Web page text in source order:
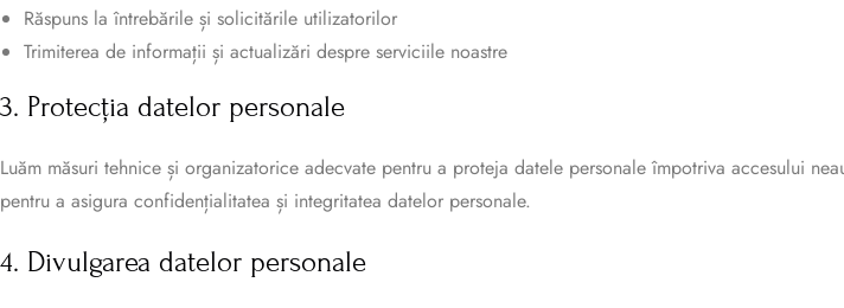
Răspuns la întrebările și solicitările utilizatorilor
Trimiterea de informații și actualizări despre serviciile noastre
3. Protecția datelor personale
Luăm măsuri tehnice și organizatorice adecvate pentru a proteja datele personale împotriva accesului
pentru a asigura confidențialitatea și integritatea datelor personale.
4. Divulgarea datelor personale